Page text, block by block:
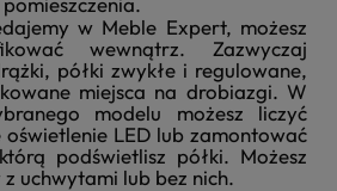
w Meble Expert, możesz
wewnątrz. Zazwyczaj
półki zwykłe i regulowane,
miejsca na drobiazgi. W
modelu możesz liczyć
LED lub zamontować
podświetlisz półki. Możesz
uchwytami lub bez nich.